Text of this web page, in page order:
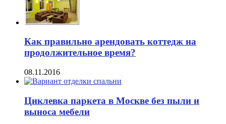
Как правильно арендовать коттедж на
продолжительное время?
08.11.2016
Циклевка паркета в Москве без пыли и
выноса мебели